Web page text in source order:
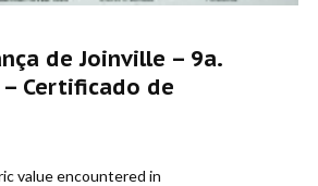
de Joinville – 9a.
Certificado de
value encountered in